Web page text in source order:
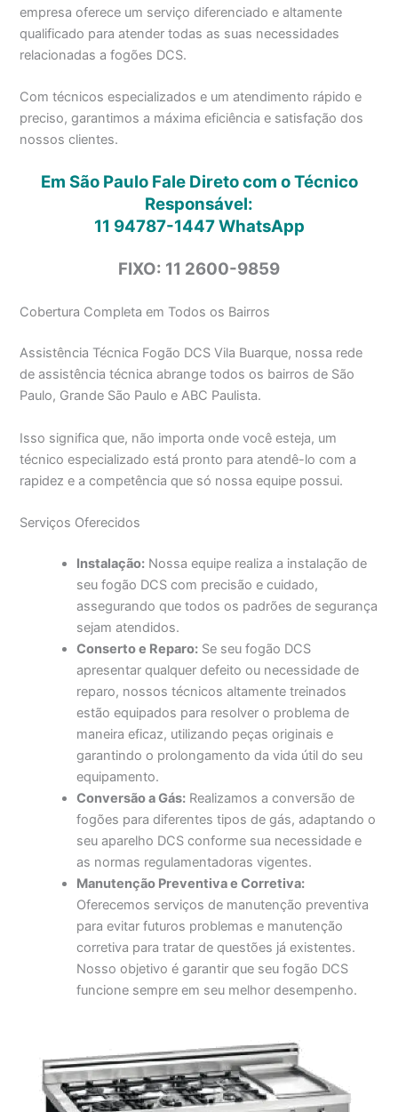
empresa oferece um serviço diferenciado e altamente
qualificado para atender todas as suas necessidades
relacionadas a fogões DCS.
Com técnicos especializados e um atendimento rápido e
preciso, garantimos a máxima eficiência e satisfação dos
nossos clientes.
Em São Paulo Fale Direto com o Técnico
Responsável:
11 94787-1447WhatsApp
FIXO: 11 2600-9859
Cobertura Completa em Todos os Bairros
Assistência Técnica Fogão DCS Vila Buarque, nossa rede
de assistência técnica abrange todos os bairros de São
Paulo, Grande São Paulo e ABC Paulista.
Isso significa que, não importa onde você esteja, um
técnico especializado está pronto para atendê-lo com a
rapidez e a competência que só nossa equipe possui.
Serviços Oferecidos
Instalação: Nossa equipe realiza a instalação de
seu fogão DCS com precisão e cuidado,
assegurando que todos os padrões de segurança
sejam atendidos.
Conserto e Reparo: Se seu fogão DCS
apresentar qualquer defeito ou necessidade de
reparo, nossos técnicos altamente treinados
estão equipados para resolver o problema de
maneira eficaz, utilizando peças originais e
garantindo o prolongamento da vida útil do seu
equipamento.
Conversão a Gás: Realizamos a conversão de
fogões para diferentes tipos de gás, adaptando o
seu aparelho DCS conforme sua necessidade e
as normas regulamentadoras vigentes.
Manutenção Preventiva e Corretiva:
Oferecemos serviços de manutenção preventiva
para evitar futuros problemas e manutenção
corretiva para tratar de questões já existentes.
Nosso objetivo é garantir que seu fogão DCS
funcione sempre em seu melhor desempenho.